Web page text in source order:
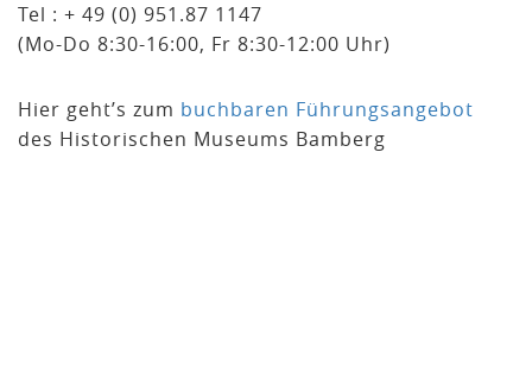
Tel : + 49 (0) 951.87 1147
(Mo-Do 8:30-16:00, Fr 8:30-12:00 Uhr)
Hier geht’s zum buchbaren Führungsangebot
des Historischen Museums Bamberg